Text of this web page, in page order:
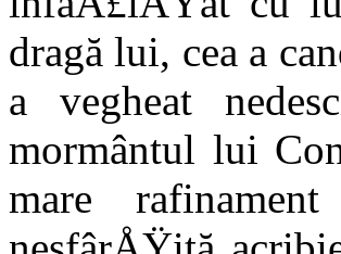
dragă lui, cea a
a vegheat
mormântul lui
mare